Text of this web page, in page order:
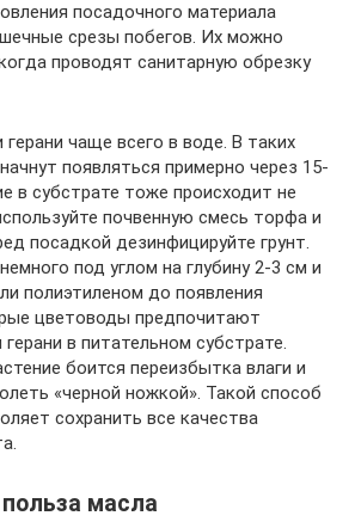
посадочного материала
срезы побегов. Их можно
проводят санитарную обрезку
герани чаще всего в воде. В таких
появляться примерно через 15-
в субстрате тоже происходит не
почвенную смесь торфа и
посадкой дезинфицируйте грунт.
под углом на глубину 2-3 см и
полиэтиленом до появления
цветоводы предпочитают
в питательном субстрате.
боится переизбытка влаги и
«черной ножкой». Такой способ
сохранить все качества
масла